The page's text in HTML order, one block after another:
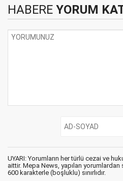
HABERE YORUM
UYARI: Yorumların her türlü cezai ve
aittir. Mepa News, yapılan
600 karakterle (boşluklu) sınırlıdır.